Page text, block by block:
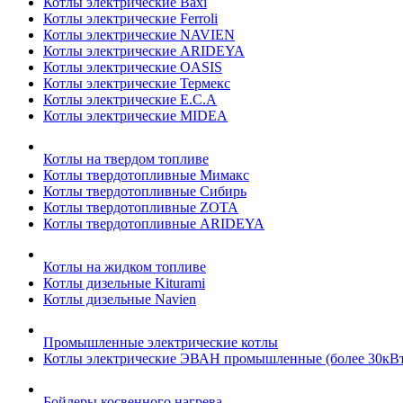
Котлы электрические Ferroli
Котлы электрические NAVIEN
Котлы электрические ARIDEYA
Котлы электрические OASIS
Котлы электрические Термекс
Котлы электрические E.C.A
Котлы электрические MIDEA
Котлы на твердом топливе
Котлы твердотопливные Мимакс
Котлы твердотопливные Сибирь
Котлы твердотопливные ZOTA
Котлы твердотопливные ARIDEYA
Котлы на жидком топливе
Котлы дизельные Kiturami
Котлы дизельные Navien
Промышленные электрические котлы
Котлы электрические ЭВАН промышленные (более